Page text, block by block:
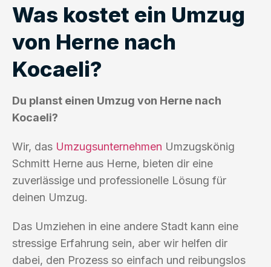
Was kostet ein Umzug
von Herne nach
Kocaeli?
Du planst einen Umzug von Herne nach
Kocaeli?
Wir, das Umzugsunternehmen Umzugskönig
Schmitt Herne aus Herne, bieten dir eine
zuverlässige und professionelle Lösung für
deinen Umzug.
Das Umziehen in eine andere Stadt kann eine
stressige Erfahrung sein, aber wir helfen dir
dabei, den Prozess so einfach und reibungslos